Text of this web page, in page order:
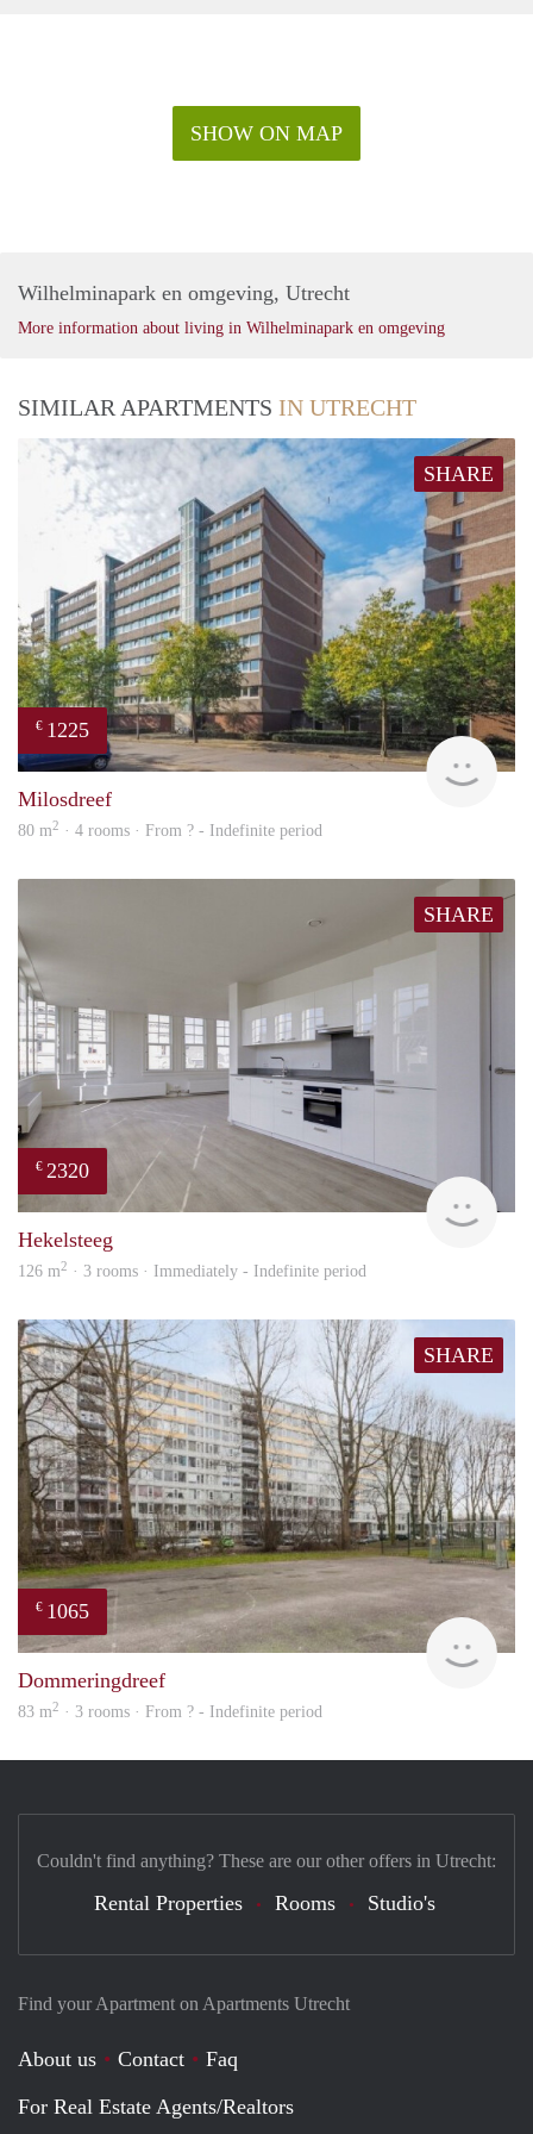
SHOW ON MAP
Wilhelminapark en omgeving, Utrecht
More information about living in Wilhelminapark en omgeving
SIMILAR APARTMENTS IN UTRECHT
SHARE
€ 1225
Milosdreef
80 m2 · 4 rooms · From ? - Indefinite period
SHARE
€ 2320
Hekelsteeg
126 m2 · 3 rooms · Immediately - Indefinite period
SHARE
€ 1065
Dommeringdreef
83 m2 · 3 rooms · From ? - Indefinite period
Find your Apartment on Apartments Utrecht
About us Contact
Faq
For Real Estate Agents/Realtors
Couldn't find anything? These are our other offers in Utrecht:
Rental Properties Rooms Studio's